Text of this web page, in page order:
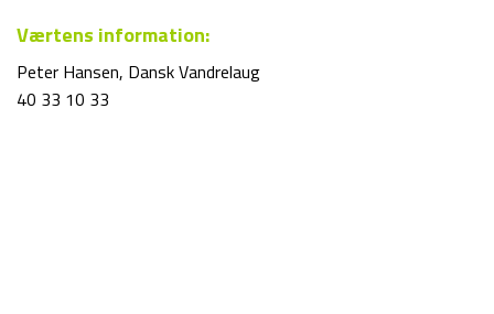
Værtens information:
Peter Hansen, Dansk Vandrelaug
40 33 10 33